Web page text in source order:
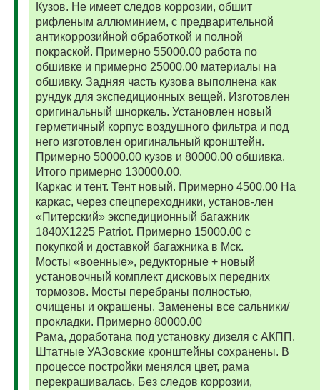
Кузов. Не имеет следов коррозии, обшит
рифленым аллюминием, с предварительной
антикоррозийной обработкой и полной
покраской. Примерно 55000.00 работа по
обшивке и примерно 25000.00 материалы на
обшивку. Задняя часть кузова выполнена как
рундук для экспедиционных вещей. Изготовлен
оригинальный шноркель. Установлен новый
герметичный корпус воздушного фильтра и под
него изготовлен оригинальный кронштейн.
Примерно 50000.00 кузов и 80000.00 обшивка.
Итого примерно 130000.00.
Каркас и тент. Тент новый. Примерно 4500.00 На
каркас, через спецпереходники, установ-лен
«Питерский» экспедиционный багажник
1840Х1225 Patriot. Примерно 15000.00 с
покупкой и доставкой багажника в Мск.
Мосты «военные», редукторные + новый
установочный комплект дисковых передних
тормозов. Мосты перебраны полностью,
очищены и окрашены. Заменены все сальники/
прокладки. Примерно 80000.00
Рама, доработана под установку дизеля с АКПП.
Штатные УАЗовские кронштейны сохранены. В
процессе постройки менялся цвет, рама
перекрашивалась. Без следов коррозии,